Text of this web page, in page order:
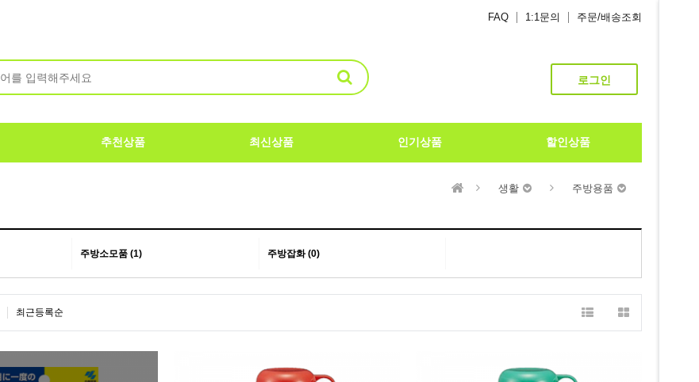
FAQ 1:1문의 주문/배송조회
로그인
추천상품 최신상품 인기상품 할인상품
생활 주방용품
주방소모품 (1) 주방잡화 (0)
최근등록순